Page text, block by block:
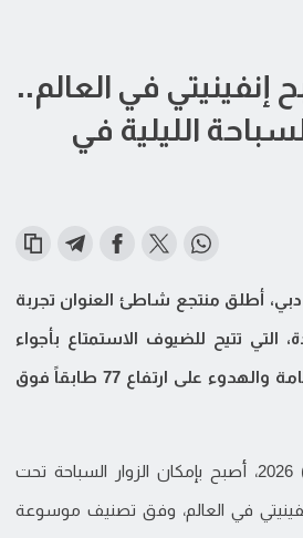
في العالم..
الليلية في
أطلق منتجع شاطئ العنوان تجربة
التي تتيح للضيوف الاستمتاع بأجواء
استثنائية تجمع بين الفخامة والهدوء على ارتفاع 77 طابقاً فوق
واعتباراً من 24 مايو (أيار) 2026، أصبح بإمكان الزوار السباحة تحت
في العالم، وفق تصنيف موسوعة